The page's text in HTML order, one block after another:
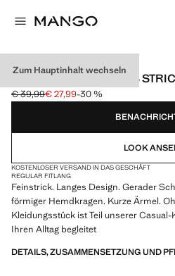
Zum Hauptinhalt wechseln
LANGES GESTREIFTES
Ausgangspreis durchgestrichen [€
€ 39,99
Aktueller Preis [€ 27,99 ]
€ 27,99-30 %
Wählen Sie eine Farbe
LOOK
KOSTENLOSER VERSAND IN DAS GESCHÄFT
REGULAR FITLANG
Feinstrick. Langes Design. Gerader
förmiger Hemdkragen. Kurze Ärmel.
Kleidungsstück ist Teil unserer
Ihren Alltag begleitet
DETAILS, ZUSAMMENSETZUNG UND